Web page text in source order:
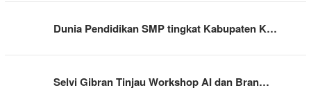
Dunia Pendidikan SMP tingkat Kabupaten K…
Selvi Gibran Tinjau Workshop AI dan Bran…